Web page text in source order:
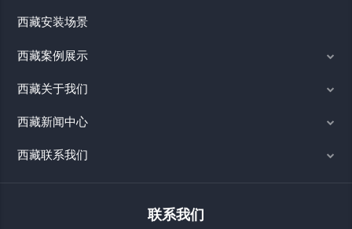
西藏安装场景
西藏案例展示
西藏关于我们
西藏新闻中心
西藏联系我们
联系我们